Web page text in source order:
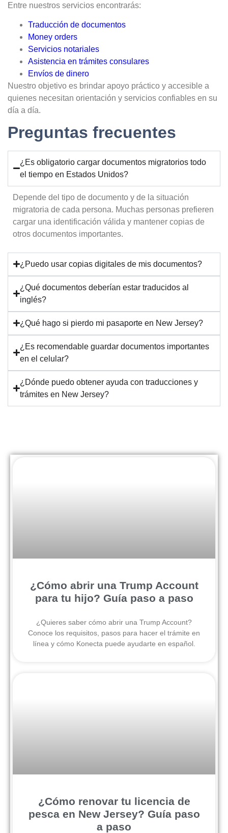
Entre nuestros servicios encontrarás:
Traducción de documentos
Money orders
Servicios notariales
Asistencia en trámites consulares
Envíos de dinero
Nuestro objetivo es brindar apoyo práctico y accesible a
quienes necesitan orientación y servicios confiables en su
día a día.
Preguntas frecuentes
¿Es obligatorio cargar documentos migratorios todo
el tiempo en Estados Unidos?
Depende del tipo de documento y de la situación
migratoria de cada persona. Muchas personas prefieren
cargar una identificación válida y mantener copias de
otros documentos importantes.
¿Puedo usar copias digitales de mis documentos?
¿Qué documentos deberían estar traducidos al
inglés?
¿Qué hago si pierdo mi pasaporte en New Jersey?
¿Es recomendable guardar documentos importantes
en el celular?
¿Dónde puedo obtener ayuda con traducciones y
trámites en New Jersey?
¿Cómo abrir una Trump Account
para tu hijo? Guía paso a paso
¿Quieres saber cómo abrir una Trump Account?
Conoce los requisitos, pasos para hacer el trámite en
línea y cómo Konecta puede ayudarte en español.
¿Cómo renovar tu licencia de
pesca en New Jersey? Guía paso
a paso